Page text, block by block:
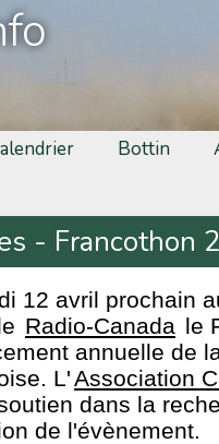
Bottin
- Francothon
12 avril prochain
Radio-Canada le
annuelle de
L'Association
dans la
de l'évènement.